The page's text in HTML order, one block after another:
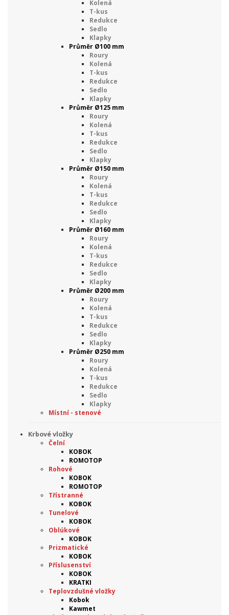
Kolená
T-kus
Redukce
Sedlo
Klapky
Průměr Ø100 mm
Roury
Kolená
T-kus
Redukce
Sedlo
Klapky
Průměr Ø125 mm
Roury
Kolená
T-kus
Redukce
Sedlo
Klapky
Průměr Ø150 mm
Roury
Kolená
T-kus
Redukce
Sedlo
Klapky
Průměr Ø160 mm
Roury
Kolená
T-kus
Redukce
Sedlo
Klapky
Průměr Ø200 mm
Roury
Kolená
T-kus
Redukce
Sedlo
Klapky
Průměr Ø250 mm
Roury
Kolená
T-kus
Redukce
Sedlo
Klapky
Místní - stenové
Krbové vložky
Čelní
KOBOK
ROMOTOP
Rohové
KOBOK
ROMOTOP
Třístranné
KOBOK
Tunelové
KOBOK
Oblúkové
KOBOK
Prizmatické
KOBOK
Příslusenství
KOBOK
KRATKI
Teplovzdušné vložky
Kobok
Kawmet